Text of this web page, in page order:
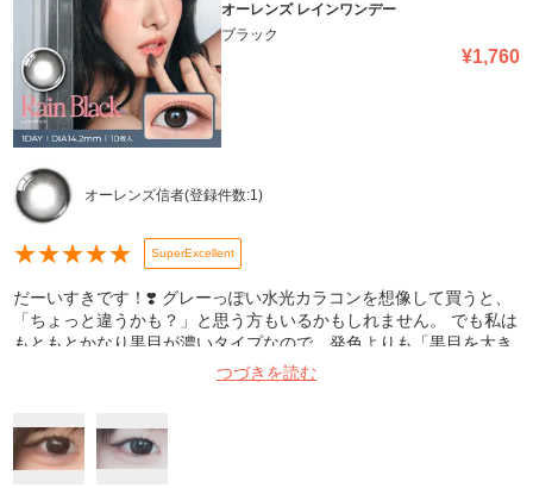
オーレンズ レインワンデー
ブラック
¥1,760
オーレンズ信者(登録件数:1)
★★★★★ SuperExcellent
だーいすきです！❣️ グレーっぽい水光カラコンを想像して買うと、
「ちょっと違うかも？」と思う方もいるかもしれません。 でも私は
もともとかなり黒目が濃いタイプなので、発色よりも「黒目を大き
く見せたい！」という気持ちで購入しました。 結果…大大大満足で
す！✨ かなり黒目でも、光に当たるとちゃんとフチが分かるくらい
で、13.3でも少し宇宙人っぽくなることがあるので、正直13.5はち
ょっと不安でした…。 すっぴん＋カラコンだけだと少し強めに見え
つづきを読む